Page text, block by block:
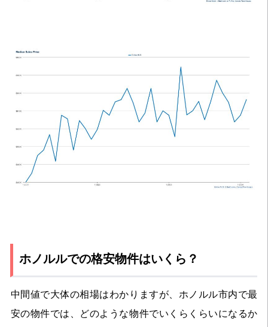
ホノルルでの格安物件はいくら？
中間値で大体の相場はわかりますが、ホノルル市内で最
安の物件では、どのような物件でいくらくらいになるか